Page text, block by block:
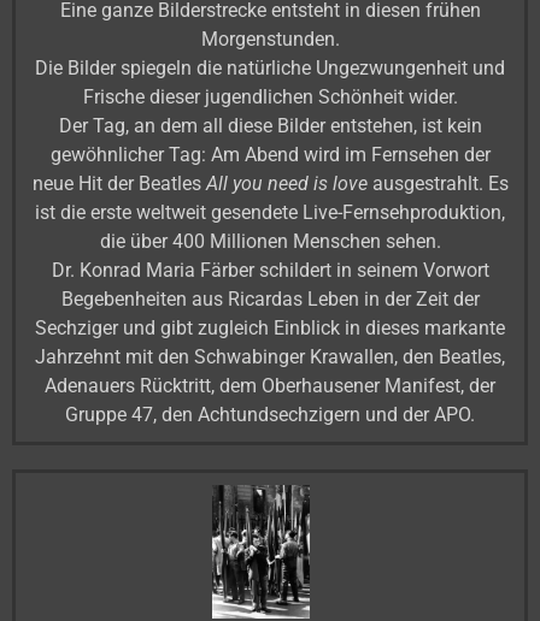
Eine ganze Bilderstrecke entsteht in diesen frühen
Morgenstunden.
Die Bilder spiegeln die natürliche Ungezwungenheit und
Frische dieser jugendlichen Schönheit wider.
Der Tag, an dem all diese Bilder entstehen, ist kein
gewöhnlicher Tag: Am Abend wird im Fernsehen der
neue Hit der BeatlesAll you need is loveausgestrahlt. Es
ist die erste weltweit gesendete Live-Fernsehproduktion,
die über 400 Millionen Menschen sehen.
Dr. Konrad Maria Färber schildert in seinem Vorwort
Begebenheiten aus Ricardas Leben in der Zeit der
Sechziger und gibt zugleich Einblick in dieses markante
Jahrzehnt mit den Schwabinger Krawallen, den Beatles,
Adenauers Rücktritt, dem Oberhausener Manifest, der
Gruppe 47, den Achtundsechzigern und der APO.